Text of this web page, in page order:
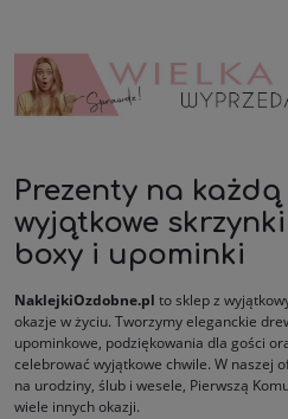
Prezenty na każdą
wyjątkowe
boxy i upominki
NaklejkiOzdobne.pl to sklep z
okazje w życiu. Tworzymy eleganckie
upominkowe, podziękowania dla gości
celebrować wyjątkowe chwile. W naszej
na urodziny, ślub i wesele, Pierwszą
wiele innych okazji.